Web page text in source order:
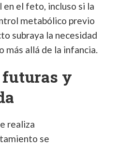
el feto, incluso si la
metabólico previo
subraya la necesidad
más allá de la infancia.
futuras y
realiza
se